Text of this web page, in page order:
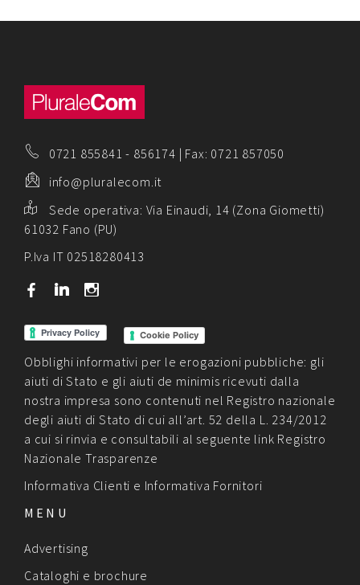
0721 855841 - 856174 | Fax: 0721 857050
info@pluralecom.it
Sede operativa: Via Einaudi, 14 (Zona Giometti)
61032 Fano (PU)
P.Iva IT 02518280413
b j x
Cookie Policy
Obblighi informativi per le erogazioni pubbliche: gli
aiuti di Stato e gli aiuti de minimis ricevuti dalla
nostra impresa sono contenuti nel Registro nazionale
degli aiuti di Stato di cui all’art. 52 della L. 234/2012
a cui si rinvia e consultabili al seguente link Registro
Nazionale Trasparenze
Informativa Clienti e Informativa Fornitori
MENU
Advertising
Cataloghi e brochure